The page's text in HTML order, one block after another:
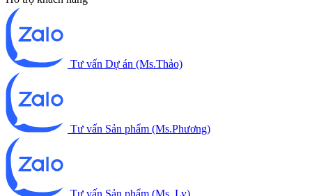
Tư vấn Dự án (Ms.Thảo)
Tư vấn Sản phẩm (Ms.Phương)